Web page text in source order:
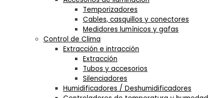
Temporizadores
Cables, casquillos y conectores
Medidores lumínicos y gafas
Control de Clima
Extracción e intracción
Extracción
Tubos y accesorios
Silenciadores
Humidificadores / Deshumidificadores